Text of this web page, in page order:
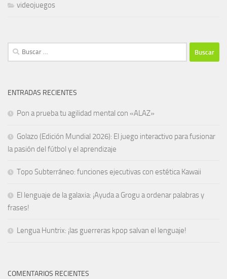
videojuegos
Buscar:
ENTRADAS RECIENTES
Pon a prueba tu agilidad mental con «ALAZ»
Golazo (Edición Mundial 2026): El juego interactivo para fusionar
la pasión del fútbol y el aprendizaje
Topo Subterráneo: funciones ejecutivas con estética Kawaii
El lenguaje de la galaxia: ¡Ayuda a Grogu a ordenar palabras y
frases!
Lengua Huntrix: ¡las guerreras kpop salvan el lenguaje!
COMENTARIOS RECIENTES